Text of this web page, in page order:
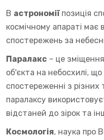
В астрономіїпозиція
космічному апараті має
спостережень за
Паралакс – це
об'єкта на небосхилі,
спостереженні з
паралаксу
відстаней до зірок та
Космологія, наука про